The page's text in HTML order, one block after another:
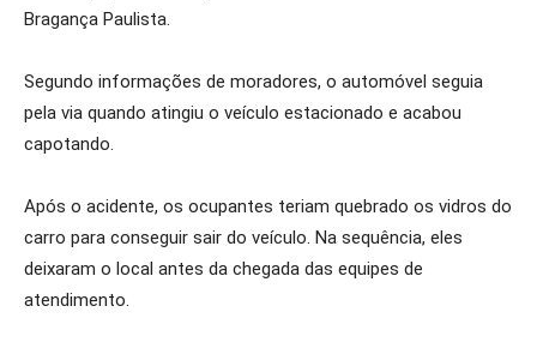
Bragança Paulista.
Segundo informações de moradores, o automóvel seguia
pela via quando atingiu o veículo estacionado e acabou
capotando.
Após o acidente, os ocupantes teriam quebrado os vidros do
carro para conseguir sair do veículo. Na sequência, eles
deixaram o local antes da chegada das equipes de
atendimento.